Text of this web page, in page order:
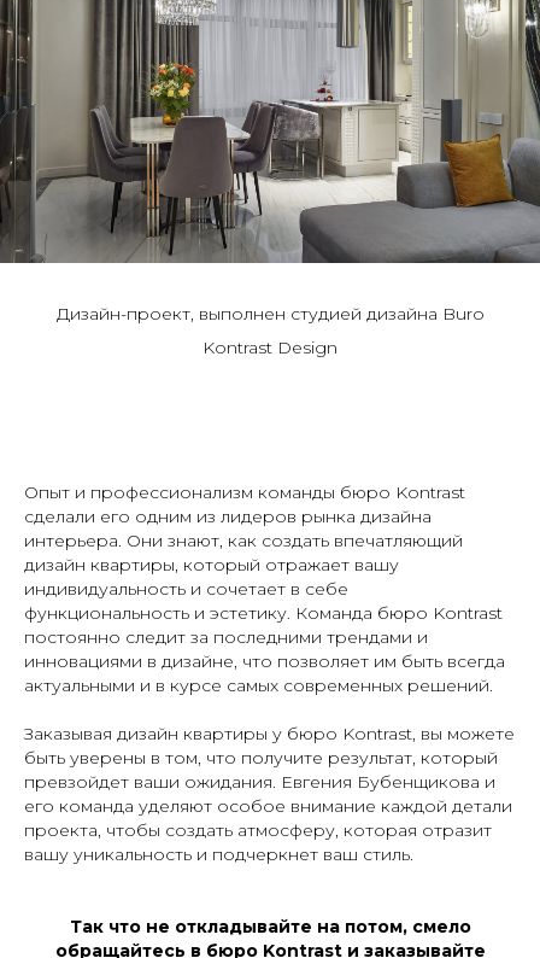
Дизайн-проект, выполнен студией дизайна Buro
Kontrast Design
Опыт и профессионализм команды бюро Kontrast
сделали его одним из лидеров рынка дизайна
интерьера. Они знают, как создать впечатляющий
дизайн квартиры, который отражает вашу
индивидуальность и сочетает в себе
функциональность и эстетику. Команда бюро Kontrast
постоянно следит за последними трендами и
инновациями в дизайне, что позволяет им быть всегда
актуальными и в курсе самых современных решений.
Заказывая дизайн квартиры у бюро Kontrast, вы можете
быть уверены в том, что получите результат, который
превзойдет ваши ожидания. Евгения Бубенщикова и
его команда уделяют особое внимание каждой детали
проекта, чтобы создать атмосферу, которая отразит
вашу уникальность и подчеркнет ваш стиль.
Так что не откладывайте на потом, смело
обращайтесь в бюро Kontrast и заказывайте